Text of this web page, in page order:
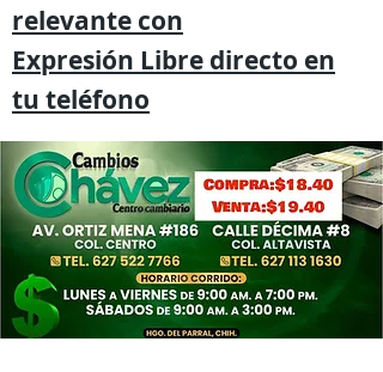
relevante con
Expresión Libre directo en
tu teléfono